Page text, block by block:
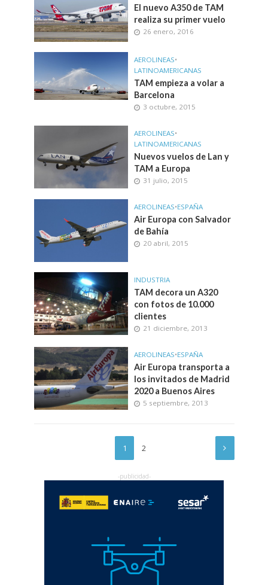
El nuevo A350 de TAM
realiza su primer vuelo
26 enero, 2016
AEROLINEAS•
LATINOAMERICANAS
TAM empieza a volar a
Barcelona
3 octubre, 2015
AEROLINEAS•
LATINOAMERICANAS
Nuevos vuelos de Lan y
TAM a Europa
31 julio, 2015
AEROLINEAS•ESPAÑA
Air Europa con Salvador
de Bahía
20 abril, 2015
INDUSTRIA
TAM decora un A320
con fotos de 10.000
clientes
21 diciembre, 2013
AEROLINEAS•ESPAÑA
Air Europa transporta a
los invitados de Madrid
2020 a Buenos Aires
5 septiembre, 2013
1 2